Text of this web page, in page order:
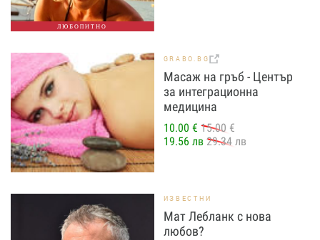
ЛЮБОПИТНО
GRABO.BG
Масаж на гръб - Център
за интеграционна
медицина
10.00 € 15.00 €
19.56 лв 29.34 лв
ИЗВЕСТНИ
Мат Лебланк с нова
любов?